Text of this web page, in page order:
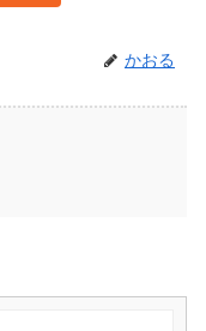
かおる